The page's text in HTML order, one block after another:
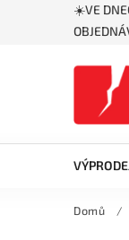
☀️VE
Domů /